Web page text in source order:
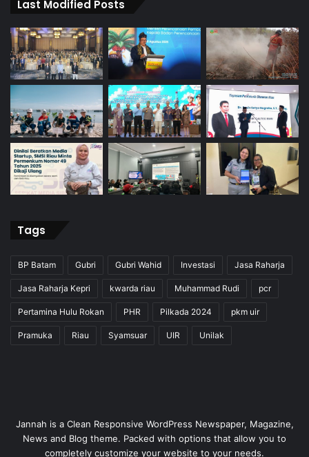
Last Modified Posts
Tags
BP Batam Gubri Gubri Wahid Investasi Jasa Raharja
Jasa Raharja Kepri kwarda riau Muhammad Rudi pcr
Pertamina Hulu Rokan PHR Pilkada 2024 pkm uir
Pramuka Riau Syamsuar UIR Unilak
Jannah is a Clean Responsive WordPress Newspaper, Magazine,
News and Blog theme. Packed with options that allow you to
completely customize your website to your needs.